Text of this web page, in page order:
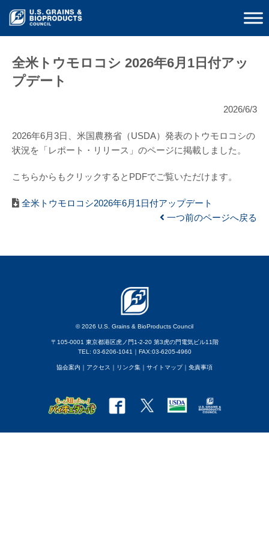
全米トウモロコシ 2026年6月1日付アッ
プデート
2026/6/3
2026年6月3日、米国農務省（USDA）発表のトウモロコシの
状況を「レポート・リリース」のページに掲載しました。
こちらからもクリックするとPDFでご覧いただけます。
全米トウモロコシ2026年6月1日付アップデート
一つ前のページへ戻る
© 2026 U.S. Grains & BioProducts Council
〒105-0001 東京都港区虎ノ門1-2-20 第3虎の門電気ビル11階
TEL: 03-6206-1041｜FAX:03-6205-4960
協会案内 ｜アクセス ｜ リンク集 ｜ サイトマップ｜ 免責事項